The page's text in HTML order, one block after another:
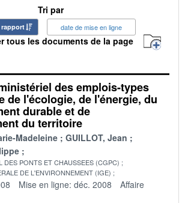
Tri par
date de mise en ligne
tous les documents de la page
des emplois-types
de l'écologie, de l'énergie, du
durable et de
du territoire
Madeleine
GUILLOT, Jean
DES PONTS ET CHAUSSEES (CGPC)
DE L'ENVIRONNEMENT (IGE)
Mise en ligne: déc. 2008
Affaire